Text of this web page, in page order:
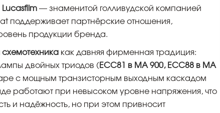
Lucasfilm — знаменитой голливудской компанией
поддерживает партнёрские отношения,
продукции бренда.
как давняя фирменная традиция:
двойных триодов ( ECC81 в MA 900, ECC88 в MA
с мощным транзисторным выходным каскадом
работают при невысоком уровне напряжения, что
и надёжность, но при этом привносит